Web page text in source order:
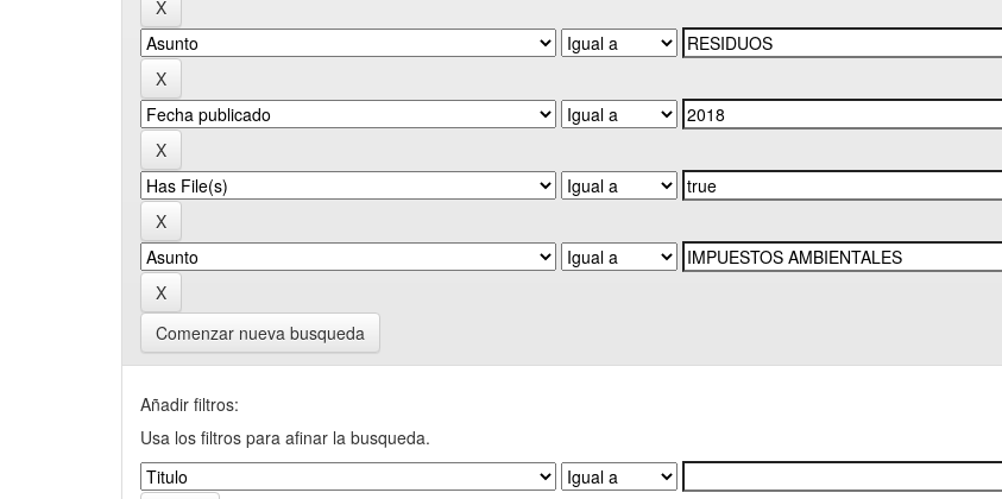
Comenzar nueva busqueda
Añadir filtros:
Usa los filtros para afinar la busqueda.